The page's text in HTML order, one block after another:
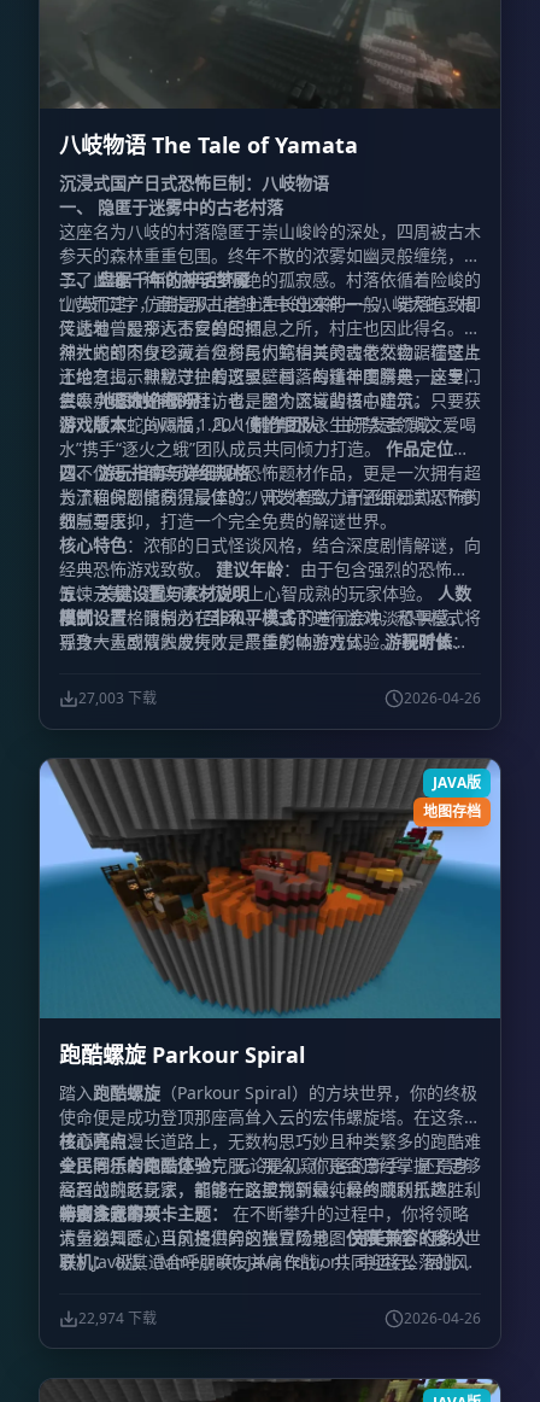
八岐物语 The Tale of Yamata
沉浸式国产日式恐怖巨制：八岐物语
一、 隐匿于迷雾中的古老村落
这座名为八岐的村落隐匿于崇山峻岭的深处，四周被古木
参天的森林重重包围。终年不散的浓雾如幽灵般缠绕，赋
予了此地一种彻底与世隔绝的孤寂感。村落依循着险峻的
山势而建，仿佛是从山崖上生长出来的一般，错落有致却
又透着一股令人不安的压抑。
二、 盘踞千年的神话梦魇
“八岐”二字，直指那古老神话中的凶神——八岐大蛇。相
传此地曾是那远古巨兽的栖息之所，村庄也因此得名。虽
然大蛇的肉身已灭，但村民们笃信其灵魂依然盘踞在这片
土地之上，默默守护着这里。村落的精神图腾是一座专门
供奉八岐大蛇的神社，也是整个区域的核心建筑。
神社内部不仅珍藏着众多与大蛇相关的古老文物，墙壁上
还绘有揭示神秘过往的斑驳壁画。每逢年度祭典，这里总
会吸引无数好奇的拜访者，因为流言蜚语中暗示：只要获
得八岐大蛇的赐福，凡人便能触及永生的禁忌领域。
三、 地图制作概况
游戏版本：Java版 1.20.1制作团队：由开发者“凯文爱喝
水”携手“逐火之蛾”团队成员共同倾力打造。 作品定位：
这不仅是一部致敬经典的恐怖题材作品，更是一次拥有超
长流程的剧情向沉浸体验。开发者致力于还原日式恐怖的
细腻与压抑，打造一个完全免费的解谜世界。
四、 游玩指南与详细规格
为了确保您能获得最佳的“八岐”体验，请仔细阅读以下参
数与要求：
核心特色：浓郁的日式怪谈风格，结合深度剧情解谜，向
经典恐怖游戏致敬。 建议年龄：由于包含强烈的恐怖与
惊悚元素，建议18岁及以上心智成熟的玩家体验。 人数
限制：严格限制为1至2人。人多的喧闹会冲淡恐惧感，
孤身一人或双人成行才是最佳的体验方式。游玩时长：
深度，请准备好充足的时间沉浸其中。
终极目标：逃离
这段剧情发生的诡异之地，活着返回“平田站”。
操作）。
五、 关键设置与素材说明
模式设置：请务必在非和平模式下进行游戏。和平模式将
导致大量剧情触发失败，严重影响游戏体验。视听体
影包进行游玩。 关于材质包的使用，请将下载后的ZIP压
缩文件解压，并正确放入游戏的材质包文件夹中。
材，凝聚了制作团队的心血。请尊重创作者的劳动成果，
切勿擅自修改、提取或拷贝用于其他用途。
27,003 下载 2026-04-26
JAVA版
地图存档
跑酷螺旋 Parkour Spiral
踏入跑酷螺旋 （Parkour Spiral）的方块世界，你的终极
使命便是成功登顶那座高耸入云的宏伟螺旋塔。在这条通
往巅峰的漫长道路上，无数构思巧妙且种类繁多的跑酷难
关正等待着你去逐一克服。那么，你是否已经掌握了足够
高超的跳跃身法，能够一路披荆斩棘，最终顺利抵达胜利
的终点呢？
核心亮点：
全民同乐的跑酷体验：无论是初窥门径的新手，还是身
经百战的老玩家，都能在这里找到最纯粹的跳跃乐趣。
丰富多元的关卡主题：
在不断攀升的过程中，你将领略
大量独具匠心且风格迥异的独立场景。完美兼容的多人
联机：极其适合呼朋唤友并肩作战，共同迎接坠落的风
定机制，为你不断突破自我极限、反复游玩提供了绝佳的
动力。
特别注意事项：
请务必知悉，当前提供的这张冒险地图仅限于在《我的世
界》Java版（Minecraft: Java Edition）中运行。因此，
游戏前仔细核实您的客户端版本。
22,974 下载 2026-04-26